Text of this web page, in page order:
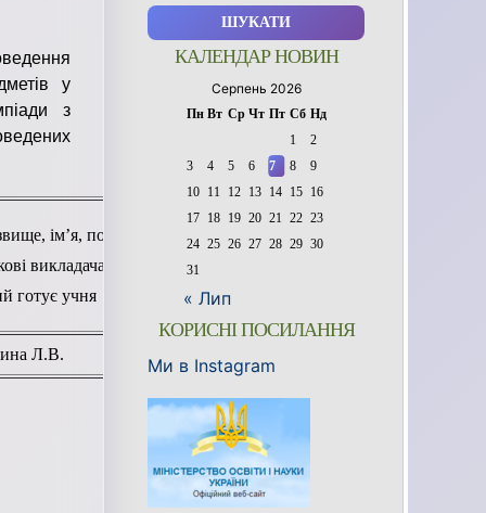
у
з
ім’я, по
викладача,
готує учня
Л.В.
КАЛЕНДАР НОВИН
Серпень 2026
Пн Вт Ср Чт Пт Сб Нд
1
2
3
4 5 6 7 8
9
10
11 12 13 14 15
16
17
18 19 20 21 22 23
24 25 26 27 28 29 30
31
« Лип
КОРИСНІ ПОСИЛАННЯ
Ми в Instagram